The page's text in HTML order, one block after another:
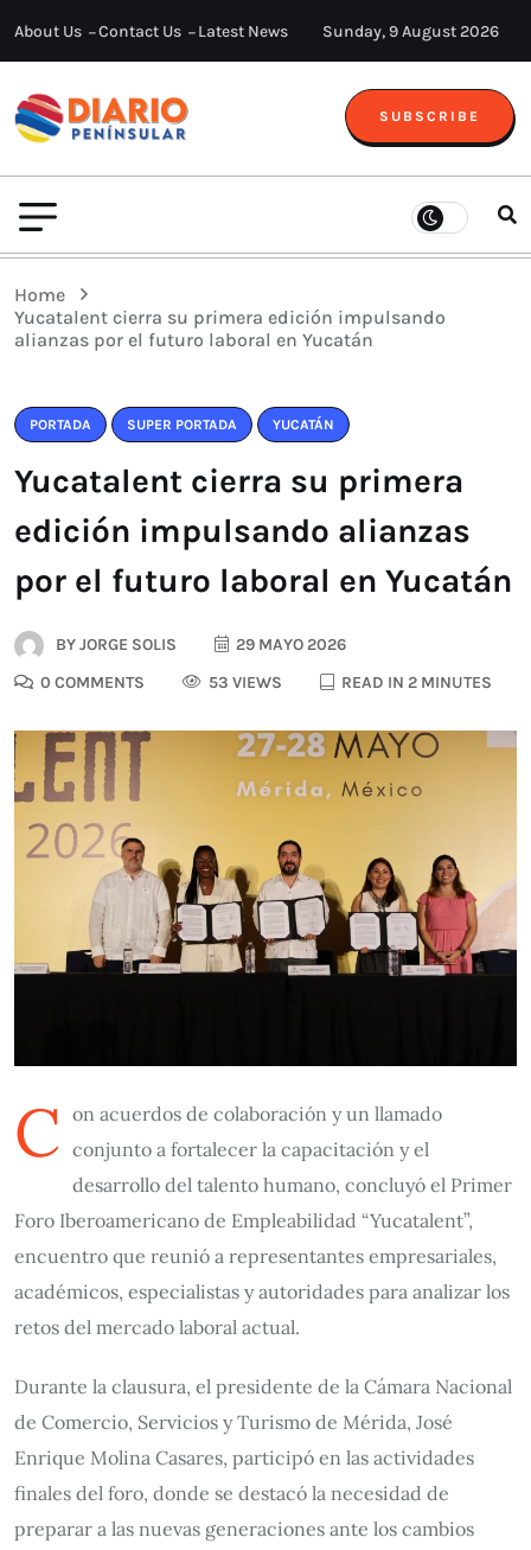
About Us Contact Us Latest News Sunday, 9 August 2026
SUBSCRIBE
Home
Yucatalent cierra su primera edición impulsando
alianzas por el futuro laboral en Yucatán
PORTADA SUPER PORTADA YUCATÁN
Yucatalent cierra su primera
edición impulsando alianzas
por el futuro laboral en Yucatán
BYJORGE SOLIS
29 MAYO 2026
0 COMMENTS
53 VIEWS READ IN 2 MINUTES
C on acuerdos de colaboración y un llamado
conjunto a fortalecer la capacitación y el
desarrollo del talento humano, concluyó el Primer
Foro Iberoamericano de Empleabilidad “Yucatalent”,
encuentro que reunió a representantes empresariales,
académicos, especialistas y autoridades para analizar los
retos del mercado laboral actual.
Durante la clausura, el presidente de la Cámara Nacional
de Comercio, Servicios y Turismo de Mérida, José
Enrique Molina Casares, participó en las actividades
finales del foro, donde se destacó la necesidad de
preparar a las nuevas generaciones ante los cambios